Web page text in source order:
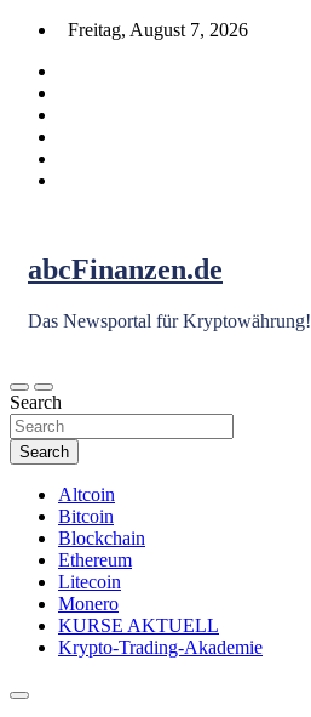
Skip
content
Freitag, August 7, 2026
abcFinanzen.de
Das Newsportal für Kryptowährung!
Search
Search
Altcoin
Bitcoin
Blockchain
Ethereum
Litecoin
Monero
KURSE AKTUELL
Krypto-Trading-Akademie